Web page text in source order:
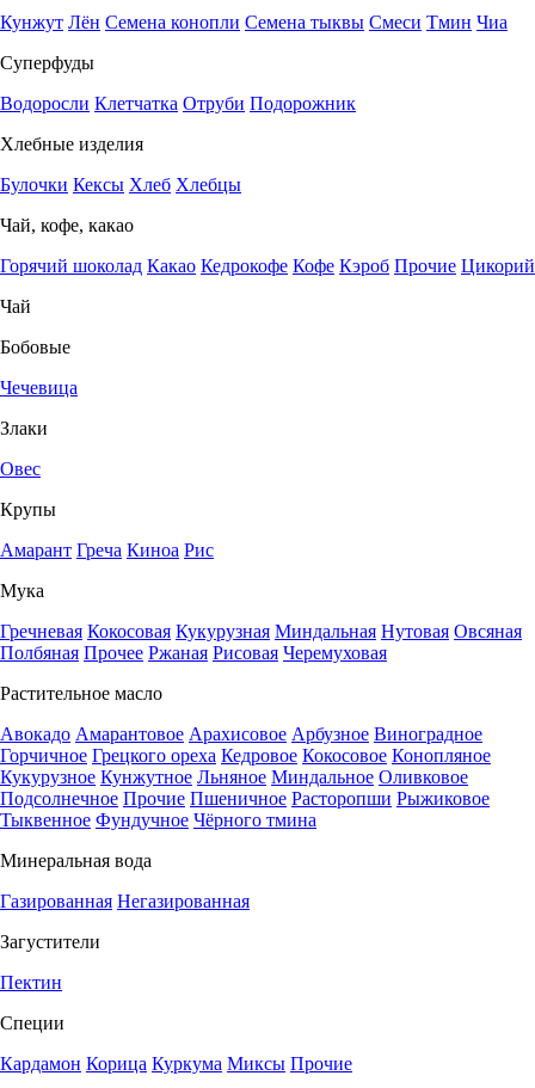
Кунжут Лён Семена конопли Семена тыквы Смеси Тмин Чиа
Суперфуды
Водоросли Клетчатка Отруби Подорожник
Хлебные изделия
Булочки Кексы Хлеб Хлебцы
Чай, кофе, какао
Горячий шоколад Какао Кедрокофе Кофе Кэроб Прочие Цикорий
Чай
Бобовые
Чечевица
Злаки
Овес
Крупы
Амарант Греча Киноа Рис
Мука
Гречневая Кокосовая Кукурузная Миндальная Нутовая Овсяная
Полбяная Прочее Ржаная Рисовая Черемуховая
Растительное масло
Авокадо Амарантовое Арахисовое Арбузное Виноградное
Горчичное Грецкого ореха Кедровое Кокосовое Конопляное
Кукурузное Кунжутное Льняное Миндальное Оливковое
Подсолнечное Прочие Пшеничное Расторопши Рыжиковое
Тыквенное Фундучное Чёрного тмина
Минеральная вода
Газированная Негазированная
Загустители
Пектин
Специи
Кардамон Корица Куркума Миксы Прочие